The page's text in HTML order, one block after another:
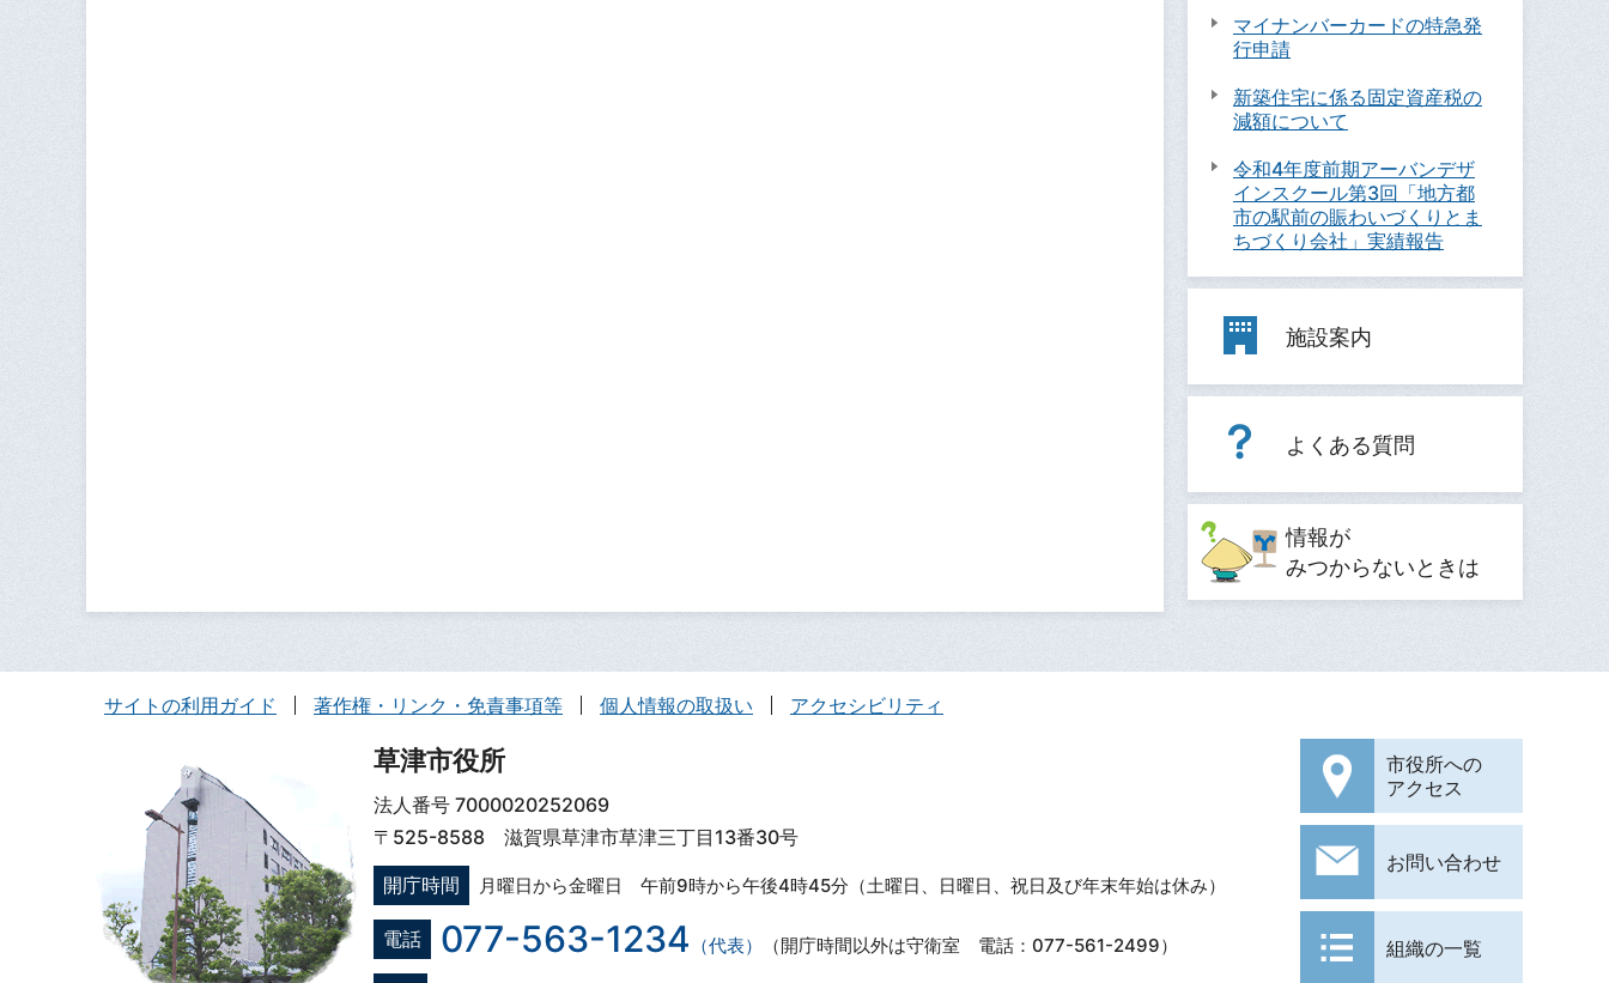
マイナンバーカードの特急発
行申請
新築住宅に係る固定資産税の
減額について
令和4年度前期アーバンデザ
インスクール第3回「地方都
市の駅前の賑わいづくりとま
ちづくり会社」実績報告
施設案内
よくある質問
情報が
みつからないときは
サイトの利用ガイド 著作権・リンク・免責事項等 個人情報の取扱い アクセシビリティ
草津市役所
法人番号 7000020252069
〒525-8588 滋賀県草津市草津三丁目13番30号
開庁時間
月曜日から金曜日 午前9時から午後4時45分（土曜日、日曜日、祝日及び年末年始は休み）
電話 077-563-1234 （代表） （開庁時間以外は守衛室 電話：077-561-2499）
市役所への
アクセス
お問い合わせ
組織の一覧